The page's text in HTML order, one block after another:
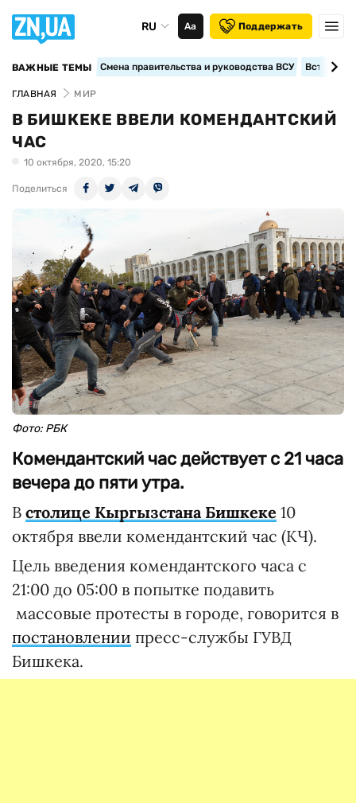
RU Аа Поддержать
ВАЖНЫЕ ТЕМЫ Смена правительства и руководства ВСУ
ГЛАВНАЯ МИР
В БИШКЕКЕ ВВЕЛИ КОМЕНДАНТСКИЙ
ЧАС
10 октября, 2020, 15:20
Поделиться
Фото: РБК
Комендантский час действует с 21 часа
вечера до пяти утра.
В столице Кыргызстана Бишкеке 10
октября ввели комендантский час (КЧ).
Цель введения комендантского часа с
21:00 до 05:00 в попытке подавить
массовые протесты в городе, говорится в
постановлении пресс-службы ГУВД
Бишкека.